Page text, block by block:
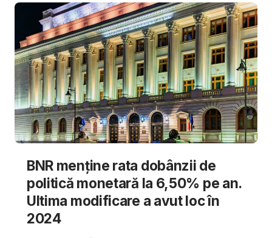
BNR menține rata dobânzii de
politică monetară la 6,50% pe an.
Ultima modificare a avut loc în
2024